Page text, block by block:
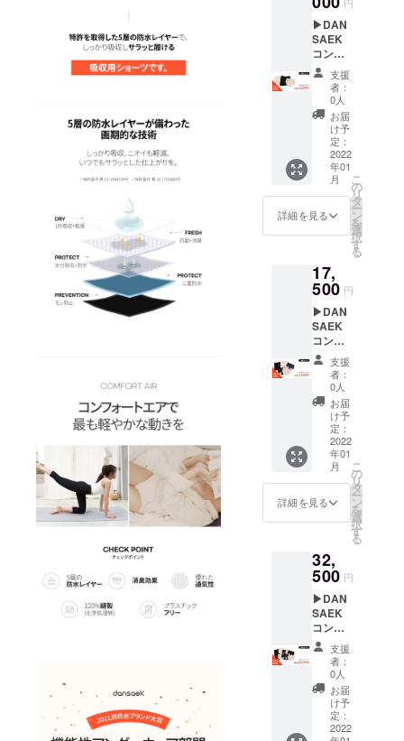
カ
ラー：2
色(ブ
ラッ
ク、
ベー
ジュ) ※
ドロー
ズに関
して
は、ブ
ラック
のみに
なりま
す。
送料、
税込
▷オプ
ション
ライ
ン：4種
類(ライ
ト、
ベー
シッ
ク、ハ
イウェ
スト、
ドロー
ズ) サイ
類(XS、
L、XL)
※ジャス
トサイ
ズがお
すすめ
です。
カ
ラー：2
色(ブ
ラッ
ク、
ベー
ジュ) ※
ドロー
ズに関
して
は、ブ
す。
▶︎DAN
SAEK
コン
フォー
トエア
3枚セッ
ト 内
容：お
好きな
ライン
のパン
ツ3枚＆
使用説
明書 販
売価格
15,000
価格
12,000
円 送
料、税
込 ▷
オプ
ション
ライ
ン：4種
類(ライ
ト、
ベー
シッ
ク、ハ
イウェ
スト、
ドロー
ズ：5種
S、M、
L、XL)
※ジャス
トサイ
ズがお
すすめ
です。
ラー：2
色(ブ
ラッ
ク、
ベー
支援
者：
0人
お届
け予
定：
2022
年01
月
詳細を見る
こ
の
リ
タ
ー
ン
を
選
択
す
る
17,
500 円
▶︎DAN
SAEK
コン
フォー
トエア
5枚セッ
ト 内
容：お
好きな
ライン2
つの合
計パン
ツ5枚＆
使用説
明書 販
売価格
円 割引
価格
17,500
円 送
料、税
込 ▷
オプ
ション
ライ
ン：4種
類(ライ
ト、
ベー
支援
者：
0人
お届
け予
定：
2022
年01
月
詳細を見る
こ
の
リ
タ
ー
ン
を
選
択
す
る
32,
500 円
▶︎DAN
SAEK
コン
フォー
トエア
10枚
セット
内容：
お好き
なライ
支援
者：
0人
お届
け予
定：
2022